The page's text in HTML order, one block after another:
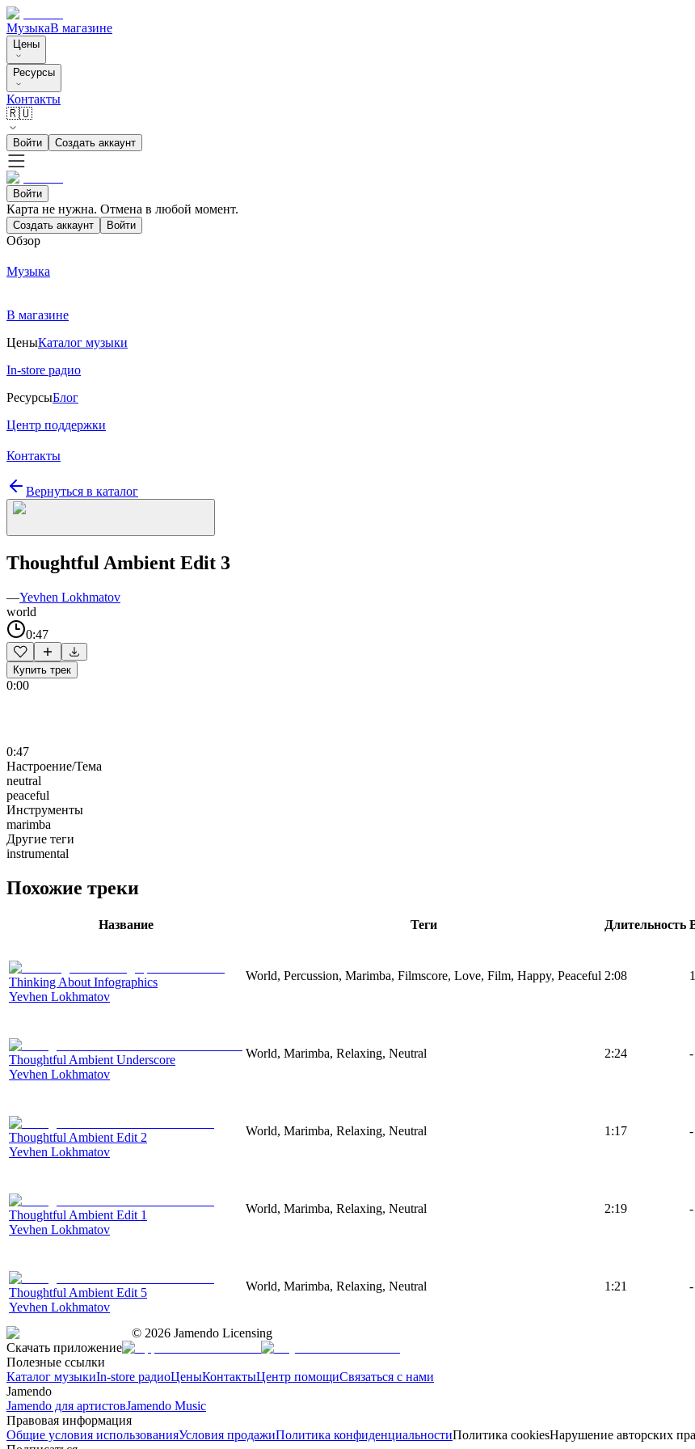
МузыкаВ магазине
Цены
Ресурсы
Контакты
🇷🇺
Войти Создать аккаунт
Войти
Карта не нужна. Отмена в любой момент.
Создать аккаунт Войти
Обзор
Музыка
В магазине
ЦеныКаталог музыки
In-store радио
РесурсыБлог
Центр поддержки
Контакты
Вернуться в каталог
Thoughtful Ambient Edit 3
—Yevhen Lokhmatov
world
0:47
Купить трек
0:00
0:47
Настроение/Тема
neutral
peaceful
Инструменты
marimba
Другие теги
instrumental
Похожие треки
Название Теги Длительность
Thinking About Infographics
Yevhen Lokhmatov
World, Percussion, Marimba, Filmscore, Love, Film, Happy, Peaceful 2:08
Thoughtful Ambient Underscore
Yevhen Lokhmatov
World, Marimba, Relaxing, Neutral 2:24 -
Thoughtful Ambient Edit 2
Yevhen Lokhmatov
World, Marimba, Relaxing, Neutral 1:17 -
Thoughtful Ambient Edit 1
Yevhen Lokhmatov
World, Marimba, Relaxing, Neutral 2:19 -
Thoughtful Ambient Edit 5
Yevhen Lokhmatov
World, Marimba, Relaxing, Neutral 1:21 -
© 2026 Jamendo Licensing
Скачать приложение
Полезные ссылки
Каталог музыкиIn-store радиоЦеныКонтактыЦентр помощиСвязаться с нами
Jamendo
Jamendo для артистовJamendo Music
Правовая информация
Общие условия использованияУсловия продажиПолитика конфиденциальностиПолитика cookiesНарушение авторских